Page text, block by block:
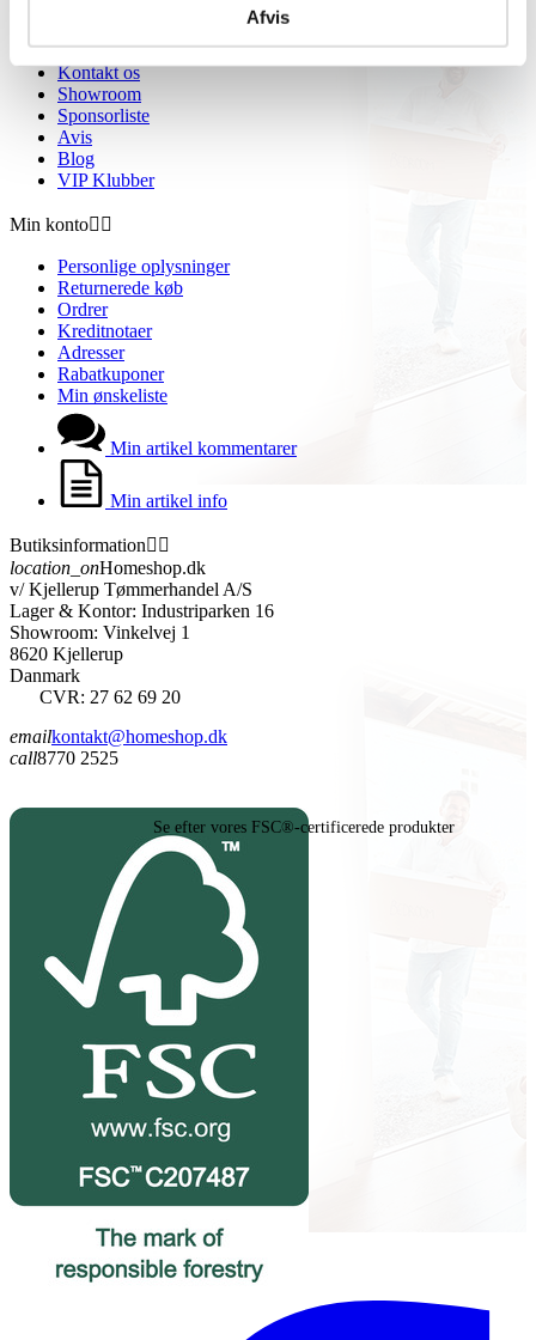
Afvis
Grill Event - Nordens Største
Kontakt os
Showroom
Sponsorliste
Avis
Blog
VIP Klubber
Min konto 
Personlige oplysninger
Returnerede køb
Ordrer
Kreditnotaer
Adresser
Rabatkuponer
Min ønskeliste
Min artikel kommentarer
Min artikel info
Butiksinformation 
location_onHomeshop.dk
v/ Kjellerup Tømmerhandel A/S
Lager & Kontor: Industriparken 16
Showroom: Vinkelvej 1
8620 Kjellerup
Danmark
CVR: 27 62 69 20
emailkontakt@homeshop.dk
call8770 2525
Se efter vores FSC®-certificerede produkter